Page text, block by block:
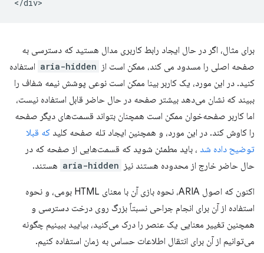
برای مثال، اگر در حال ایجاد رابط کاربری مدال هستید که دسترسی به
صفحه اصلی را مسدود می کند، ممکن است از aria-hidden استفاده
کنید. در این مورد، یک کاربر بینا ممکن است نوعی پوشش نیمه شفاف را
ببیند که نشان می‌دهد بیشتر صفحه در حال حاضر قابل استفاده نیست،
اما کاربر صفحه‌خوان ممکن است همچنان بتواند قسمت‌های دیگر صفحه
را کاوش کند. در این مورد، و همچنین ایجاد تله صفحه کلید که قبلا
توضیح داده شد ، باید مطمئن شوید که قسمت‌هایی از صفحه که در
حال حاضر خارج از محدوده هستند نیز aria-hidden هستند.
اکنون که اصول ARIA، نحوه بازی آن با معنای HTML بومی، و نحوه
استفاده از آن برای انجام جراحی نسبتاً بزرگ روی درخت دسترسی و
همچنین تغییر معنایی یک عنصر را درک می‌کنید، بیایید ببینیم چگونه
می‌توانیم از آن برای انتقال اطلاعات حساس به زمان استفاده کنیم.